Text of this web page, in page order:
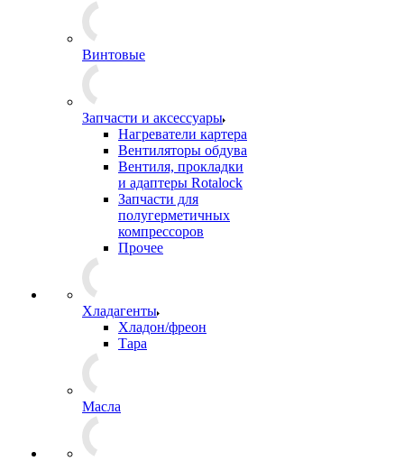
Винтовые
Запчасти и аксессуары
Нагреватели картера
Вентиляторы обдува
Вентиля, прокладки
и адаптеры Rotalock
Запчасти для
полугерметичных
компрессоров
Прочее
Хладагенты
Хладон/фреон
Тара
Масла